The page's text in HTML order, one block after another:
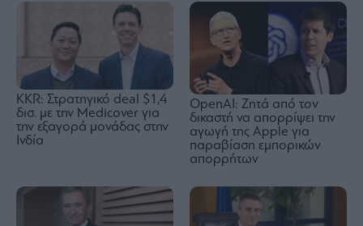
KKR: Στρατηγικό deal $1,4
δισ. με την Medicover για
την εξαγορά μονάδας στην
Ινδία
OpenAI: Ζητά από τον
δικαστή να απορρίψει την
αγωγή της Apple για
παραβίαση εμπορικών
απορρήτων